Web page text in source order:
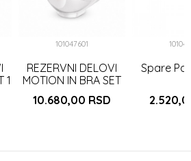
1
101047601
REZERVNI DELOVI
MOTION IN BRA SET
2 kom
10.680,00 RSD
Spare